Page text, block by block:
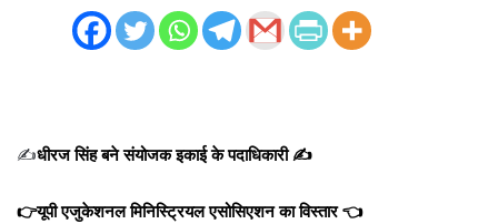
✍️धीरज सिंह बने संयोजक इकाई के पदाधिकारी ✍️
👉यूपी एजुकेशनल मिनिस्ट्रियल एसोसिएशन का विस्तार 👈